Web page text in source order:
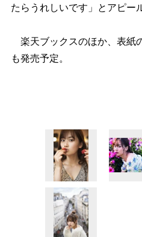
たらうれしいです」とアピー
楽天ブックスのほか、表紙
も発売予定。